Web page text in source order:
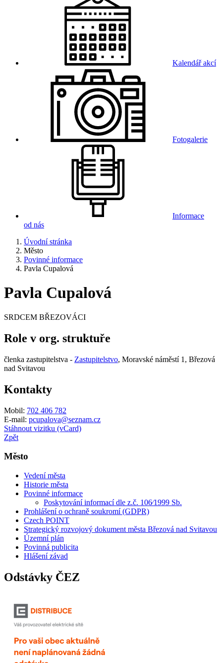
Kalendář akcí
Fotogalerie
Informace
od nás
Úvodní stránka
Město
Povinné informace
Pavla Cupalová
Pavla Cupalová
SRDCEM BŘEZOVÁCI
Role v org. struktuře
členka zastupitelstva - Zastupitelstvo, Moravské náměstí 1, Březová
nad Svitavou
Kontakty
Mobil: 702 406 782
E-mail: pcupalova@seznam.cz
Stáhnout vizitku (vCard)
Zpět
Město
Vedení města
Historie města
Povinné informace
Poskytování informací dle z.č. 106⁄1999 Sb.
Prohlášení o ochraně soukromí (GDPR)
Czech POINT
Strategický rozvojový dokument města Březová nad Svitavou
Územní plán
Povinná publicita
Hlášení závad
Odstávky ČEZ